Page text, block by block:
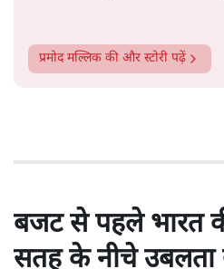
प्रमोद मल्लिक की और स्टोरी पढ़ें
बजट से पहले भारत
सतह के नीचे